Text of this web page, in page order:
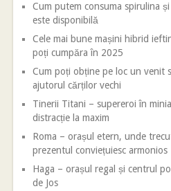
Cum putem consuma spirulina
este disponibilă
Cele mai bune mașini hibrid
poți cumpăra în 2025
Cum poți obține pe loc un venit
ajutorul cărților vechi
Tinerii Titani – supereroi în
distracție la maxim
Roma – orașul etern, unde
prezentul conviețuiesc armonios
Haga – orașul regal și centrul
de Jos